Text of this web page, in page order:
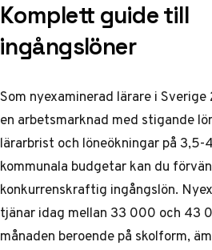
Komplett guide till
ingångslöner
Som nyexaminerad lärare i
en arbetsmarknad med stigande
lärarbrist och löneökningar på 3,5-
kommunala budgetar kan du
konkurrenskraftig ingångslön.
tjänar idag mellan 33 000 och 43
månaden beroende på skolform,